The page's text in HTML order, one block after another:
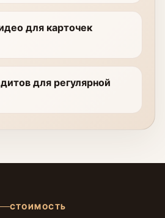
для карточек
для регулярной
СТОИМОСТЬ